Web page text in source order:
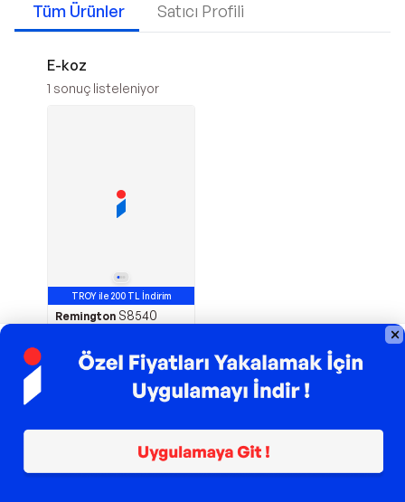
Tüm Ürünler Satıcı Profili
E-koz
1 sonuç listeleniyor
TROY ile 200 TL İndirim
Remington S8540
Düzleştirici
üründen1ürün görüntülediniz